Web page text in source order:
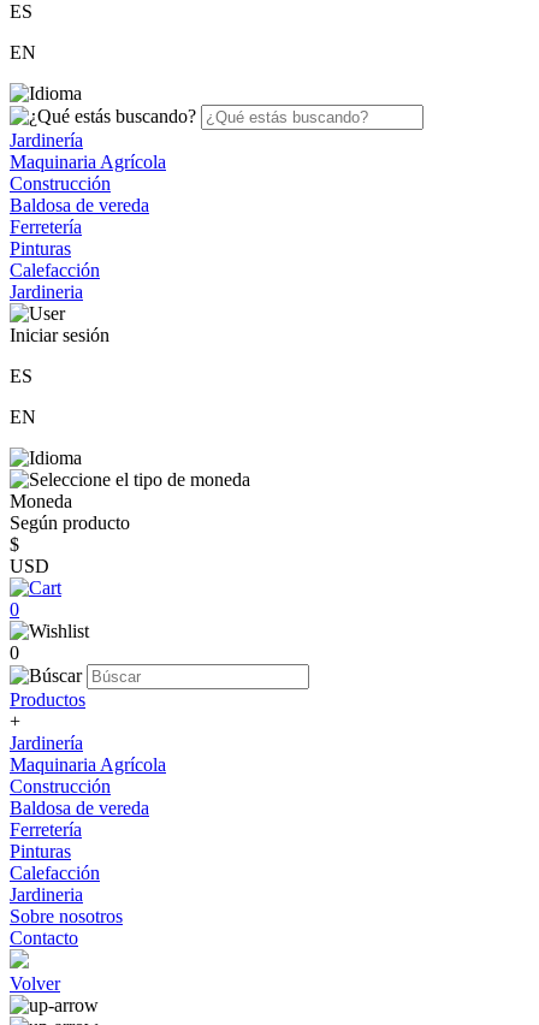
ES
EN
Jardinería
Maquinaria Agrícola
Construcción
Baldosa de vereda
Ferretería
Pinturas
Calefacción
Jardineria
Iniciar sesión
ES
EN
Moneda
Según producto
$
USD
0
0
Productos
+
Jardinería
Maquinaria Agrícola
Construcción
Baldosa de vereda
Ferretería
Pinturas
Calefacción
Jardineria
Sobre nosotros
Contacto
Volver